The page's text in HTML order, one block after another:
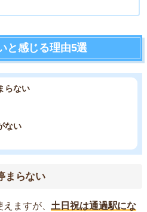
と感じる理由5選
らない
ない
まらない
ますが、 土日祝は通過駅にな